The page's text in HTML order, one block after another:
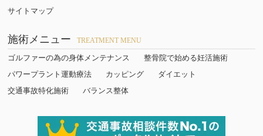
サイトマップ
施術メニュー TREATMENT MENU
ゴルファーの為の身体メンテナンス
整骨院で始める妊活施術
パワープラント運動療法
カッピング
ダイエット
交通事故特化施術
バランス整体